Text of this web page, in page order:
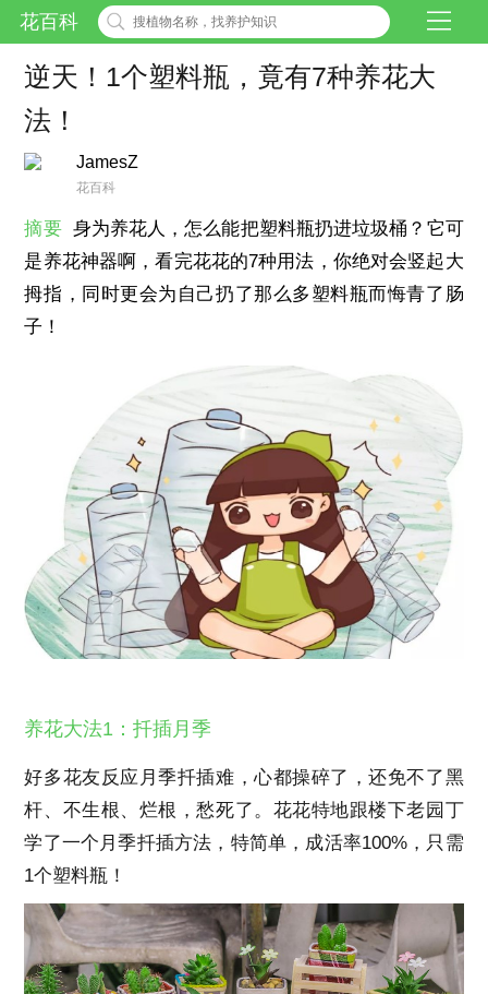
花百科
逆天！1个塑料瓶，竟有7种养花大
法！
JamesZ
花百科
摘要 身为养花人，怎么能把塑料瓶扔进垃圾桶？它可
是养花神器啊，看完花花的7种用法，你绝对会竖起大
拇指，同时更会为自己扔了那么多塑料瓶而悔青了肠
子！
养花大法1：扦插月季
好多花友反应月季扦插难，心都操碎了，还免不了黑
杆、不生根、烂根，愁死了。花花特地跟楼下老园丁
学了一个月季扦插方法，特简单，成活率100%，只需
1个塑料瓶！